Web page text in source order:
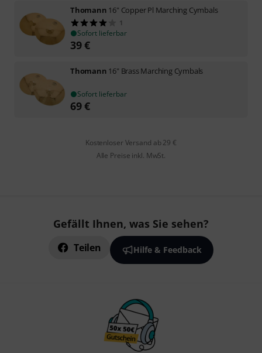
Thomann 16" Copper Pl Marching Cymbals
1
Sofort lieferbar
39€
Thomann 16" Brass Marching Cymbals
Sofort lieferbar
69€
Kostenloser Versand ab 29 €
Alle Preise inkl. MwSt.
Gefällt Ihnen, was Sie sehen?
Teilen Hilfe & Feedback